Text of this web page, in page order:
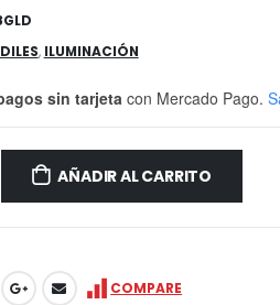
, ILUMINACIÓN
sin tarjeta con Mercado Pago.
AÑADIR AL CARRITO
COMPARE